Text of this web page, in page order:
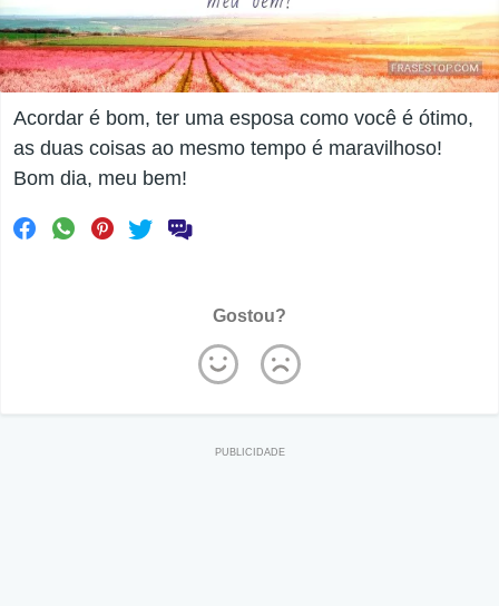
Acordar é bom, ter uma esposa como você é ótimo,
as duas coisas ao mesmo tempo é maravilhoso!
Bom dia, meu bem!
Gostou?